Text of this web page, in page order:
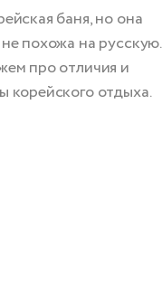
баня, но она
похожа на русскую.
про отличия и
корейского отдыха.